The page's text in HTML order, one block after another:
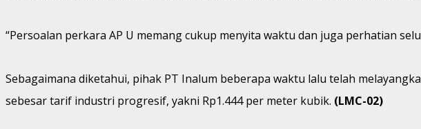
“Persoalan perkara AP U memang cukup menyita waktu dan juga perhatian
Sebagaimana diketahui, pihak PT Inalum beberapa waktu lalu telah
sebesar tarif industri progresif, yakni Rp1.444 per meter kubik. (LMC-02)